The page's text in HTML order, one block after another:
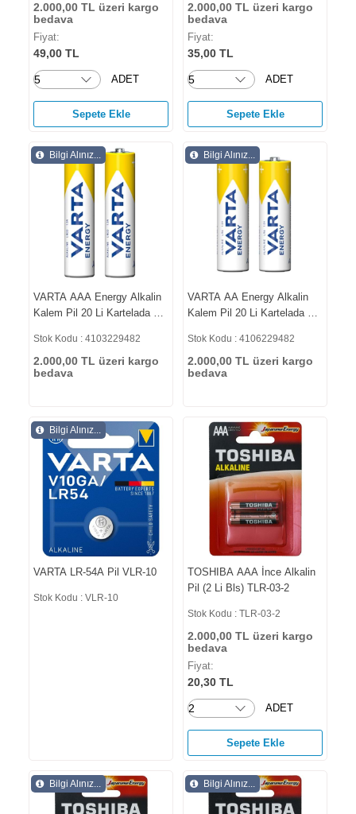
2.000,00 TL üzeri kargo
bedava
Fiyat:
49,00 TL
ADET
Sepete Ekle
2.000,00 TL üzeri kargo
bedava
Fiyat:
35,00 TL
ADET
Sepete Ekle
Bilgi Alınız...
VARTA AAA Energy Alkalin
Kalem Pil 20 Li Kartelada 2
Stok Kodu : 4103229482
2.000,00 TL üzeri kargo
bedava
Bilgi Alınız...
VARTA AA Energy Alkalin
Kalem Pil 20 Li Kartelada 2
Stok Kodu : 4106229482
2.000,00 TL üzeri kargo
bedava
Bilgi Alınız...
VARTA LR-54A Pil VLR-10
Stok Kodu : VLR-10
TOSHIBA AAA İnce Alkalin
Pil (2 Li Bls) TLR-03-2
Stok Kodu : TLR-03-2
2.000,00 TL üzeri kargo
bedava
Fiyat:
20,30 TL
ADET
Sepete Ekle
Bilgi Alınız... Bilgi Alınız...